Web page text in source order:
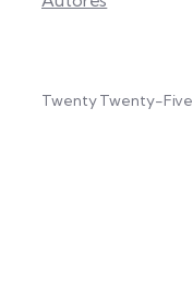
Twenty Twenty-Five